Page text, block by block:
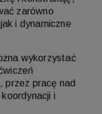
zarówno
i dynamiczne
wykorzystać
przez pracę nad
i